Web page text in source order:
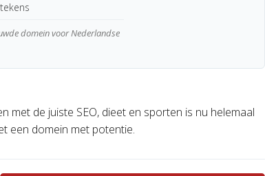
domein voor Nederlandse
met de juiste SEO, dieet en sporten is nu helemaal
een domein met potentie.